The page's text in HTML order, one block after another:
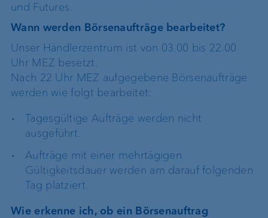
und Futures.
Wann werden Börsenaufträge bearbeitet?
Unser Händlerzentrum ist von 03.00 bis 22.00
Uhr MEZ besetzt.
Nach 22 Uhr MEZ aufgegebene Börsenaufträge
werden wie folgt bearbeitet:
Tagesgültige Aufträge werden nicht
ausgeführt.
Aufträge mit einer mehrtägigen
Gültigkeitsdauer werden am darauf folgenden
Tag platziert.
Wie erkenne ich, ob ein Börsenauftrag